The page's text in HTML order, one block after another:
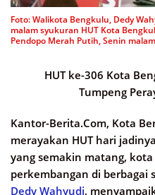
Foto: Walikota Bengkulu, Dedy
malam syukuran HUT Kota
Pendopo Merah Putih, Senin
HUT ke-306 Kota
Tumpeng
Kantor-Berita.Com, Kota
merayakan HUT hari
yang semakin matang,
perkembangan di berbagai
Dedy Wahyudi,